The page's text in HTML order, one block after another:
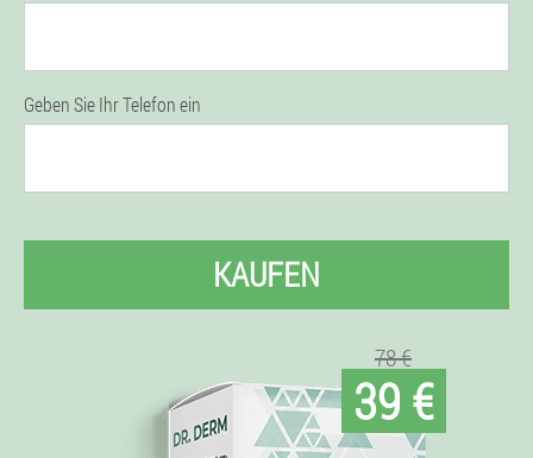
Geben Sie Ihr Telefon ein
KAUFEN
78 €
39 €